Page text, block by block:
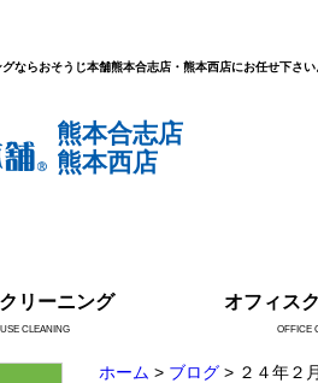
ならおそうじ本舗熊本合志店・熊本西店にお任せ下さい
熊本合志店
熊本西店
リーニング
CLEANING
オフィス
OFFICE
ホーム > ブログ > ２４年２